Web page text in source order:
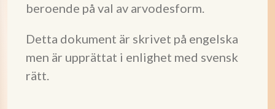
beroende på val av arvodesform.
Detta dokument är skrivet på engelska
men är upprättat i enlighet med svensk
rätt.